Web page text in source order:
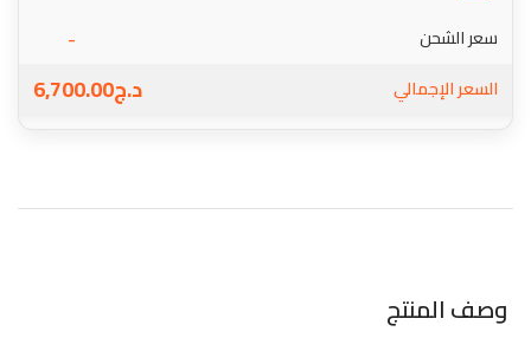
سعر الشحن -
السعر الإجمالي د.ج6,700.00
وصف المنتج